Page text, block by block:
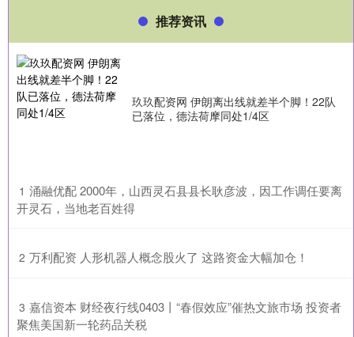
推荐资讯
玖玖配资网 伊朗离出线就差半个脚！22队
已落位，德法荷摩同处1/4区
1 ​涌融优配 2000年，山西灵石县县长耿彦波，因工作调任要离
开灵石，当地老百姓得
2 ​万利配资 人形机器人概念股火了 这路资金大幅加仓！
3 ​嘉信资本 财经夜行线0403丨“春假效应”催热文旅市场 投资者
聚焦美国新一轮药品关税